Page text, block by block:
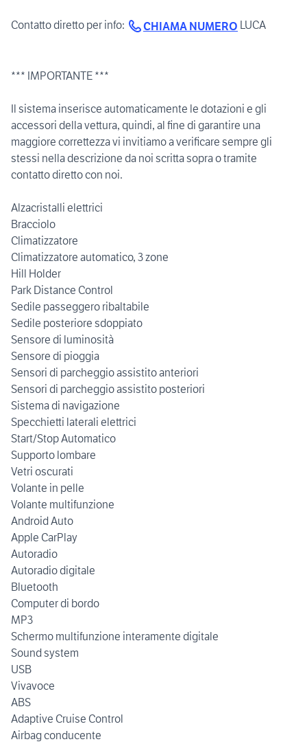
Contatto diretto per info: CHIAMA NUMERO LUCA
*** IMPORTANTE ***
Il sistema inserisce automaticamente le dotazioni e gli
accessori della vettura, quindi, al fine di garantire una
maggiore correttezza vi invitiamo a verificare sempre gli
stessi nella descrizione da noi scritta sopra o tramite
contatto diretto con noi.
Alzacristalli elettrici
Bracciolo
Climatizzatore
Climatizzatore automatico, 3 zone
Hill Holder
Park Distance Control
Sedile passeggero ribaltabile
Sedile posteriore sdoppiato
Sensore di luminosità
Sensore di pioggia
Sensori di parcheggio assistito anteriori
Sensori di parcheggio assistito posteriori
Sistema di navigazione
Specchietti laterali elettrici
Start/Stop Automatico
Supporto lombare
Vetri oscurati
Volante in pelle
Volante multifunzione
Android Auto
Apple CarPlay
Autoradio
Autoradio digitale
Bluetooth
Computer di bordo
MP3
Schermo multifunzione interamente digitale
Sound system
USB
Vivavoce
ABS
Adaptive Cruise Control
Airbag conducente